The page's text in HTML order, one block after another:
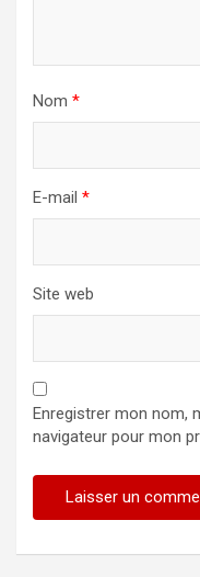
Nom *
E-mail *
Site web
Enregistrer mon nom,
navigateur pour mon